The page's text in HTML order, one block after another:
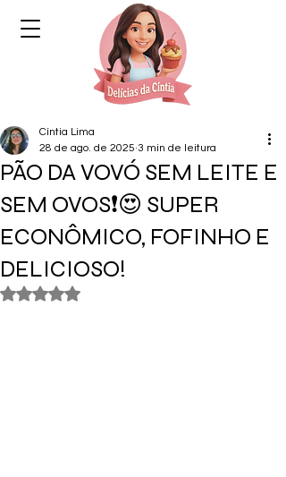
PÃO DA VOVÓ SEM LEITE E
SEM OVOS❗😍 SUPER
ECONÔMICO, FOFINHO E
DELICIOSO!
Cíntia Lima
28 de ago. de 2025 3 min de leitura
Avaliado com NaN de 5 estrelas.